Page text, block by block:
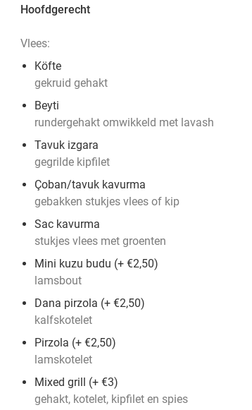
Hoofdgerecht
Vlees:
Köfte
gekruid gehakt
Beyti
rundergehakt omwikkeld met lavash
Tavuk izgara
gegrilde kipfilet
Çoban/tavuk kavurma
gebakken stukjes vlees of kip
Sac kavurma
stukjes vlees met groenten
Mini kuzu budu (+ €2,50)
lamsbout
Dana pirzola (+ €2,50)
kalfskotelet
Pirzola (+ €2,50)
lamskotelet
Mixed grill (+ €3)
gehakt, kotelet, kipfilet en spies